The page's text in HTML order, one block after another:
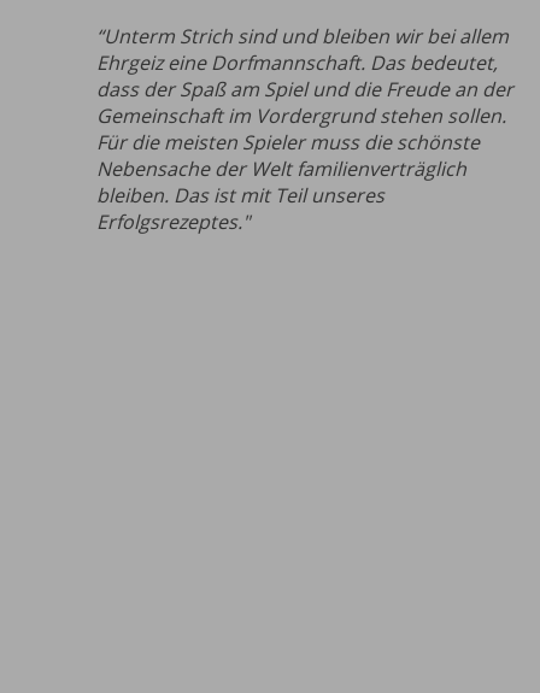
“Unterm Strich sind und bleiben wir bei allem
Ehrgeiz eine Dorfmannschaft. Das bedeutet,
dass der Spaß am Spiel und die Freude an der
Gemeinschaft im Vordergrund stehen sollen.
Für die meisten Spieler muss die schönste
Nebensache der Welt familienverträglich
bleiben. Das ist mit Teil unseres
Erfolgsrezeptes."